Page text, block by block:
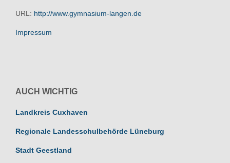
URL: http://www.gymnasium-langen.de
Impressum
AUCH WICHTIG
Landkreis Cuxhaven
Regionale Landesschulbehörde Lüneburg
Stadt Geestland